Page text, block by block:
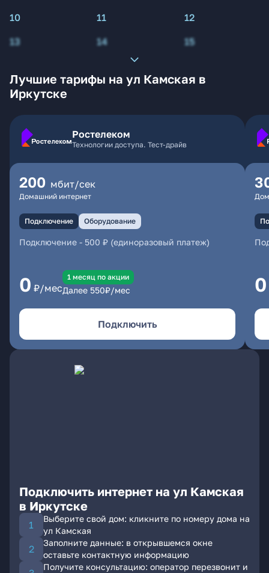
10
11
12
13
14 15
Лучшие тарифы на ул Камская в
Иркутске
Ростелеком
Технологии доступа. Тест-драйв
200 мбит/сек
Домашний интернет
Подключение Оборудование
Подключение - 500 ₽ (единоразовый платеж)
0 ₽/мес
1 месяц по акции
Далее 550₽/мес
Подключить
0
Подключить интернет на ул Камская
в Иркутске
Выберите свой дом: кликните по номеру дома на
ул Камская
Заполните данные: в открывшемся окне
оставьте контактную информацию
Получите консультацию: оператор перезвонит и